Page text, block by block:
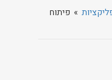
» פיתוח